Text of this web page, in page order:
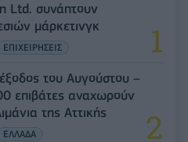
Ltd. συνάπτουν
μάρκετινγκ
ΕΠΙΧΕΙΡΗΣΕΙΣ
του Αυγούστου –
επιβάτες αναχωρούν
της Αττικής
ΕΛΛΑΔΑ